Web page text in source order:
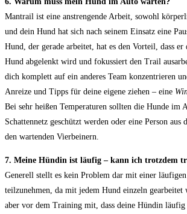
Mantrail ist eine anstrengende Arbeit, sowohl
und dein Hund hat sich nach seinem Einsatz eine
Hund, der gerade arbeitet, hat es den Vorteil, dass er
Hund abgelenkt wird und fokussiert den Trail
dich komplett auf ein anderes Team konzentrieren
Anreize und Tipps für deine eigene ziehen – eine
Bei sehr heißen Temperaturen sollten die Hunde im
Schattennetz geschützt werden oder eine Person aus
den wartenden Vierbeinern.
7. Meine Hündin ist läufig – kann ich trotzdem
Generell stellt es kein Problem dar mit einer
teilzunehmen, da mit jedem Hund einzeln
aber vor dem Training mit, dass deine Hündin